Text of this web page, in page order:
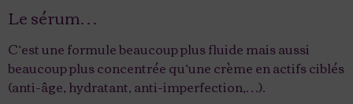
Le sérum…
C’est une formule beaucoup plus fluide mais aussi
beaucoup plus concentrée qu’une crème en actifs ciblés
(anti-âge, hydratant, anti-imperfection,…).